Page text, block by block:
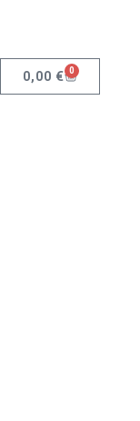
0,00 € 0